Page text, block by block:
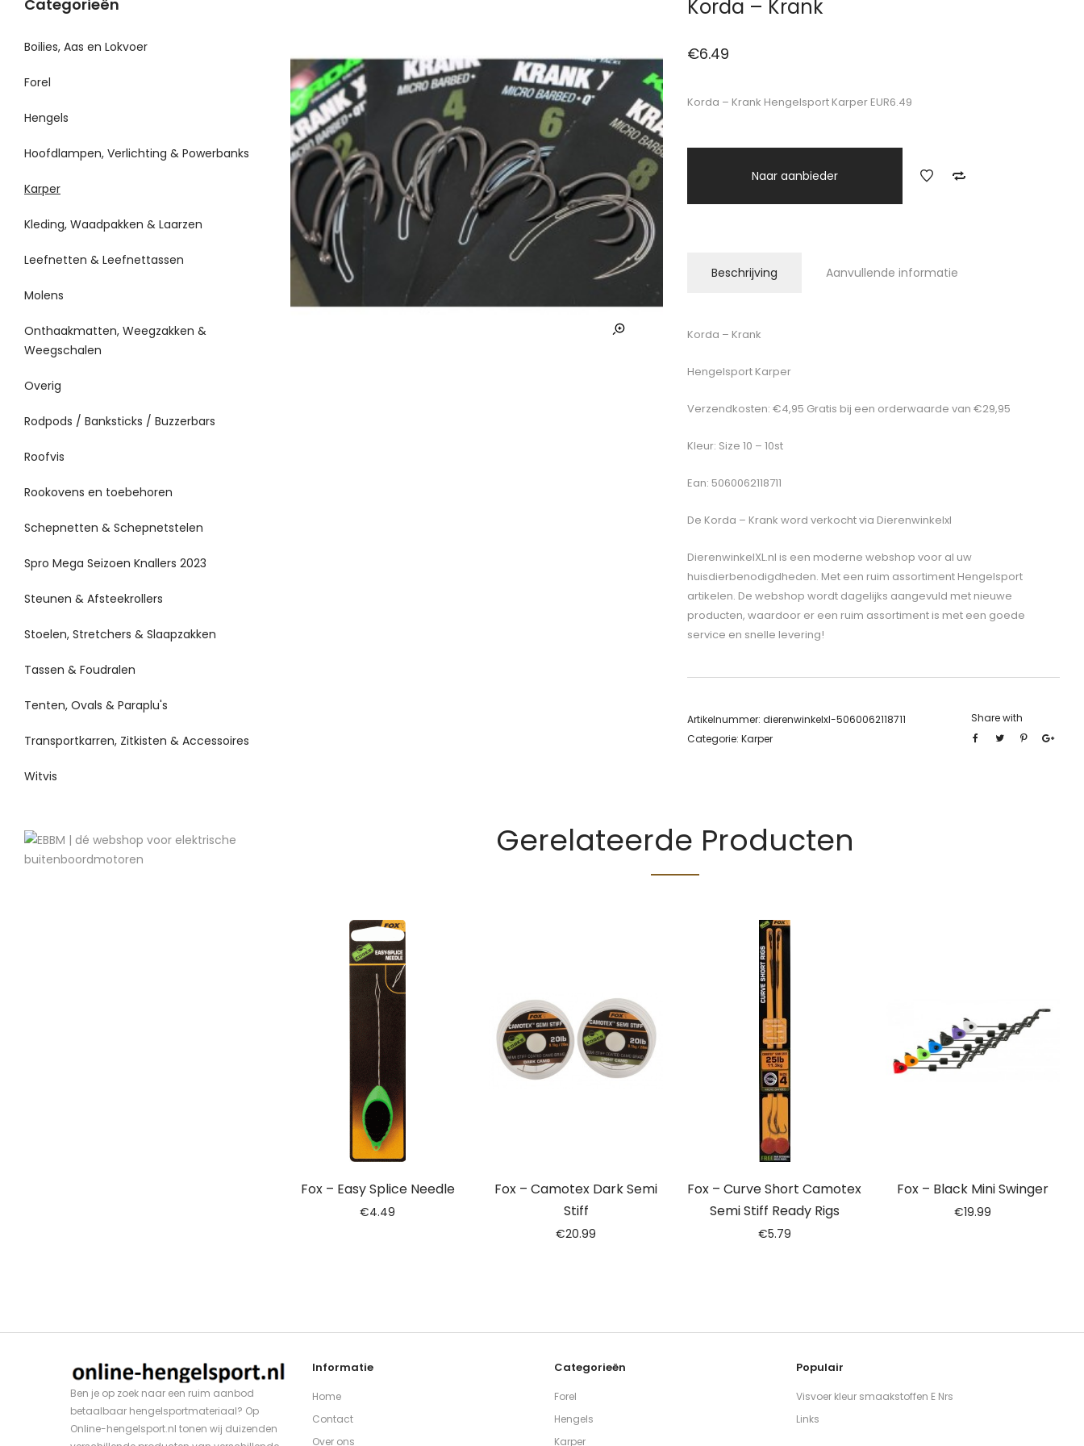
Korda – Krank
€6.49
Korda – Krank Hengelsport Karper EUR6.49
Naar aanbieder
Beschrijving Aanvullende informatie
Korda – Krank
Hengelsport Karper
Verzendkosten: €4,95 Gratis bij een orderwaarde van €29,95
Kleur: Size 10 – 10st
Ean: 5060062118711
De Korda – Krank word verkocht via Dierenwinkelxl
DierenwinkelXL.nl is een moderne webshop voor al uw
huisdierbenodigdheden. Met een ruim assortiment Hengelsport
artikelen. De webshop wordt dagelijks aangevuld met nieuwe
producten, waardoor er een ruim assortiment is met een goede
service en snelle levering!
Artikelnummer: dierenwinkelxl-5060062118711
Categorie: Karper
Share with
Gerelateerde Producten
Fox – Easy Splice Needle
€4.49
Fox – Camotex Dark Semi
Stiff
€20.99
Fox – Curve Short Camotex
Semi Stiff Ready Rigs
€5.79
Fox – Black Mini Swinger
€19.99
Categorieën
Boilies, Aas en Lokvoer
Forel
Hengels
Hoofdlampen, Verlichting & Powerbanks
Karper
Kleding, Waadpakken & Laarzen
Leefnetten & Leefnettassen
Molens
Onthaakmatten, Weegzakken &
Weegschalen
Overig
Rodpods / Banksticks / Buzzerbars
Roofvis
Rookovens en toebehoren
Schepnetten & Schepnetstelen
Spro Mega Seizoen Knallers 2023
Steunen & Afsteekrollers
Stoelen, Stretchers & Slaapzakken
Tassen & Foudralen
Tenten, Ovals & Paraplu's
Transportkarren, Zitkisten & Accessoires
Witvis
Ben je op zoek naar een ruim aanbod
betaalbaar hengelsportmateriaal? Op
Online-hengelsport.nl tonen wij duizenden
Informatie
Home
Contact
Over ons
Categorieën
Forel
Hengels
Karper
Populair
Visvoer kleur smaakstoffen E Nrs
Links